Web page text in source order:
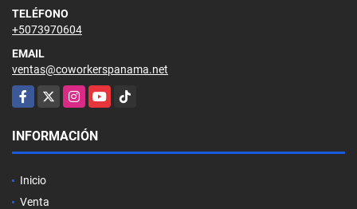
TELÉFONO
+5073970604
EMAIL
ventas@coworkerspanama.net
Facebook
X InstagramYouTubeTikTok
INFORMACIÓN
Inicio
Venta